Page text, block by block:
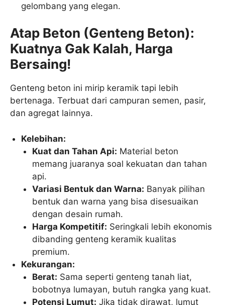
gelombang yang elegan.
Atap Beton (Genteng Beton):
Kuatnya Gak Kalah, Harga
Bersaing!
Genteng beton ini mirip keramik tapi lebih
bertenaga. Terbuat dari campuran semen, pasir,
dan agregat lainnya.
Kelebihan:
Kuat dan Tahan Api: Material beton
memang juaranya soal kekuatan dan tahan
api.
Variasi Bentuk dan Warna: Banyak pilihan
bentuk dan warna yang bisa disesuaikan
dengan desain rumah.
Harga Kompetitif: Seringkali lebih ekonomis
dibanding genteng keramik kualitas
premium.
Kekurangan:
Berat: Sama seperti genteng tanah liat,
bobotnya lumayan, butuh rangka yang kuat.
Potensi Lumut: Jika tidak dirawat, lumut